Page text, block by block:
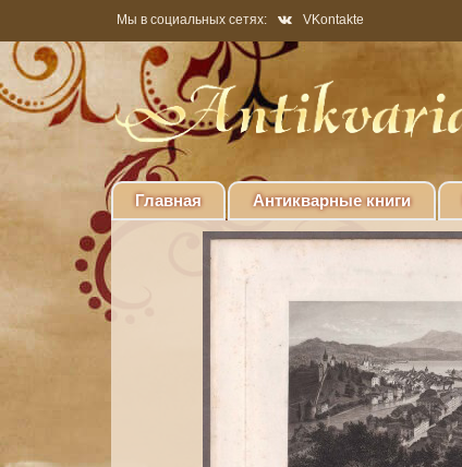
Мы в социальных сетях: VKontakte
Главная Антикварные книги